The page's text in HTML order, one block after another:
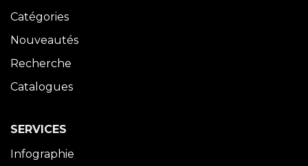
Catégories
Nouveautés
Recherche
Catalogues
SERVICES
Infographie